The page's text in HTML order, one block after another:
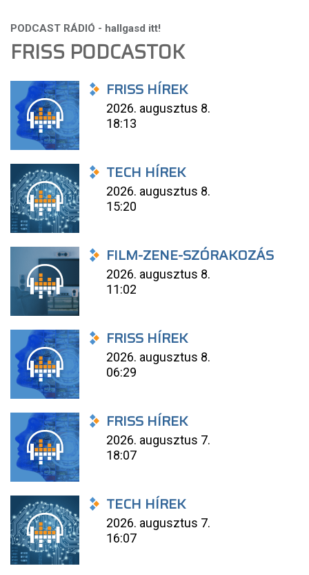
FRISS PODCASTOK
FRISS HÍREK
2026. augusztus 8.
18:13
TECH HÍREK
2026. augusztus 8.
15:20
FILM-ZENE-SZÓRAKOZÁS
2026. augusztus 8.
11:02
FRISS HÍREK
2026. augusztus 8.
06:29
FRISS HÍREK
2026. augusztus 7.
18:07
TECH HÍREK
2026. augusztus 7.
16:07